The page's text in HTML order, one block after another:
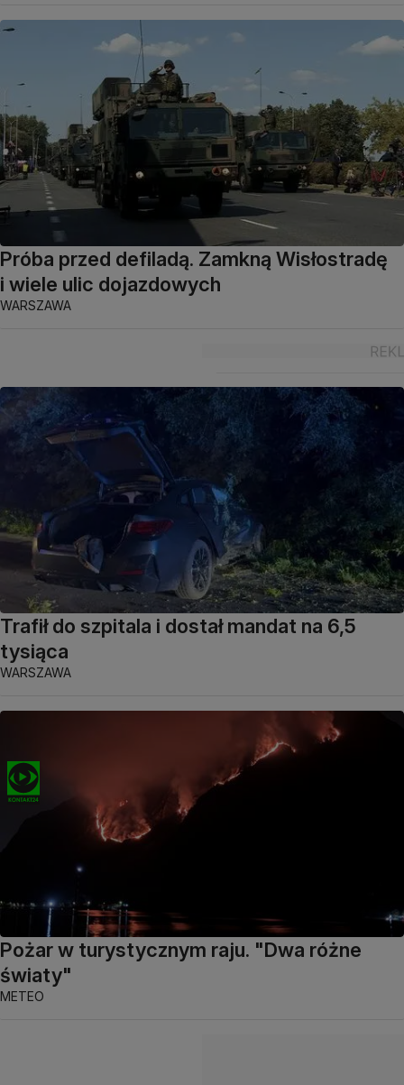
Próba przed defiladą. Zamkną Wisłostradę
i wiele ulic dojazdowych
WARSZAWA
Trafił do szpitala i dostał mandat na 6,5
tysiąca
WARSZAWA
Pożar w turystycznym raju. "Dwa różne
światy"
METEO